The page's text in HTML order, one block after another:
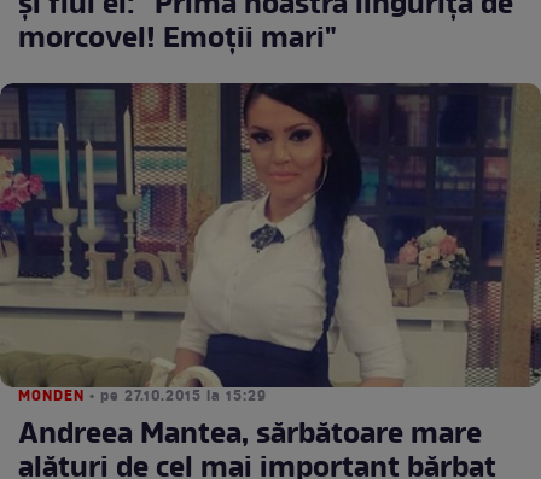
morcovel! Emoţii mari"
MONDEN • pe 27.10.2015 la 15:29
Andreea Mantea, sărbătoare mare
alături de cel mai important bărbat